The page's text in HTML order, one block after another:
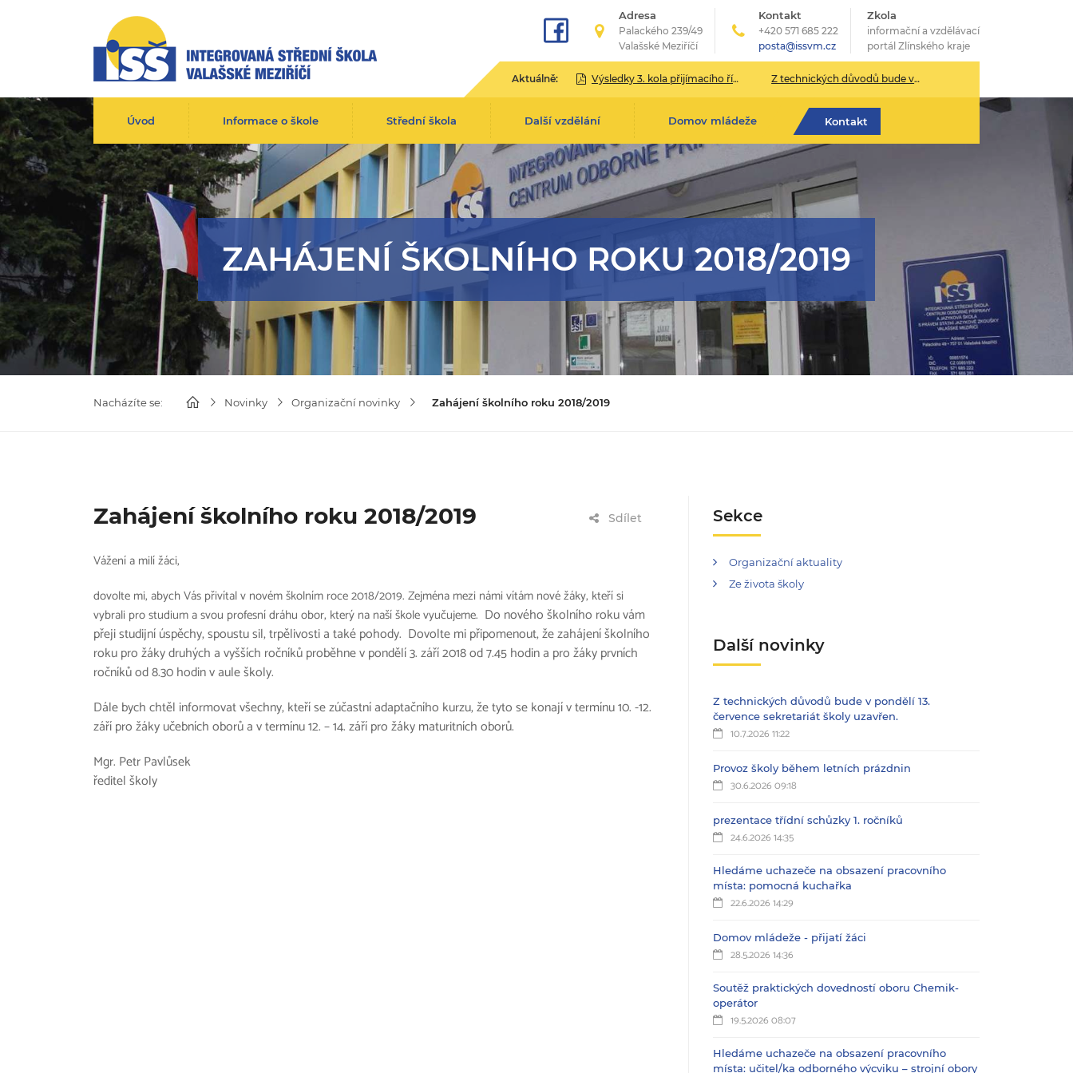
Adresa
Palackého 239/49
Valašské Meziříčí
Kontakt
+420 571 685 222
posta@issvm.cz
Zkola
informační a vzdělávací
portál Zlínského kraje
Aktuálně: Výsledky 3. kola přijímacího řízení pro školní rok 2026/2027 Z technických důvodů bude v pondělí 13. července sekretariát školy uzavřen.
Úvod Informace o škole Střední škola Další vzdělání Domov mládeže Kontakt
ZAHÁJENÍ ŠKOLNÍHO ROKU 2018/2019
Nacházíte se: Novinky Organizační novinky Zahájení školního roku 2018/2019
Sdílet
Zahájení školního roku 2018/2019
Vážení a milí žáci,
dovolte mi, abych Vás přivítal v novém školním roce 2018/2019. Zejména mezi námi vítám nové žáky, kteří si
vybrali pro studium a svou profesní dráhu obor, který na naší škole vyučujeme. Do nového školního roku vám
přeji studijní úspěchy, spoustu sil, trpělivosti a také pohody. Dovolte mi připomenout, že zahájení školního
roku pro žáky druhých a vyšších ročníků proběhne v pondělí 3. září 2018 od 7.45 hodin a pro žáky prvních
ročníků od 8.30 hodin v aule školy.
Dále bych chtěl informovat všechny, kteří se zúčastní adaptačního kurzu, že tyto se konají v termínu 10. -12.
září pro žáky učebních oborů a v termínu 12. – 14. září pro žáky maturitních oborů.
Mgr. Petr Pavlůsek
ředitel školy
Sekce
Organizační aktuality
Ze života školy
Další novinky
Z technických důvodů bude v pondělí 13.
července sekretariát školy uzavřen.
10.7.2026 11:22
Provoz školy během letních prázdnin
30.6.2026 09:18
prezentace třídní schůzky 1. ročníků
24.6.2026 14:35
Hledáme uchazeče na obsazení pracovního
místa: pomocná kuchařka
22.6.2026 14:29
Domov mládeže - přijatí žáci
28.5.2026 14:36
Soutěž praktických dovedností oboru Chemik-
operátor
19.5.2026 08:07
Hledáme uchazeče na obsazení pracovního
místa: učitel/ka odborného výcviku – strojní obory